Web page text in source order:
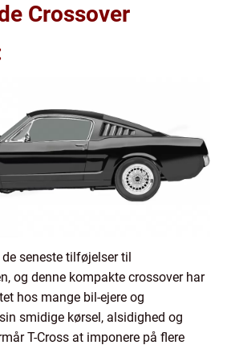
Crossover
seneste tilføjelser til
og denne kompakte crossover har
hos mange bil-ejere og
smidige kørsel, alsidighed og
T-Cross at imponere på flere